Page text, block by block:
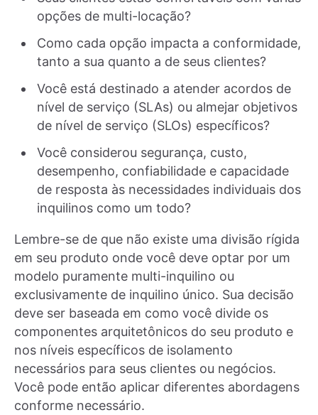
opções de multi-locação?
Como cada opção impacta a conformidade,
tanto a sua quanto a de seus clientes?
Você está destinado a atender acordos de
nível de serviço (SLAs) ou almejar objetivos
de nível de serviço (SLOs) específicos?
Você considerou segurança, custo,
desempenho, confiabilidade e capacidade
de resposta às necessidades individuais dos
inquilinos como um todo?
Lembre-se de que não existe uma divisão rígida
em seu produto onde você deve optar por um
modelo puramente multi-inquilino ou
exclusivamente de inquilino único. Sua decisão
deve ser baseada em como você divide os
componentes arquitetônicos do seu produto e
nos níveis específicos de isolamento
necessários para seus clientes ou negócios.
Você pode então aplicar diferentes abordagens
conforme necessário.